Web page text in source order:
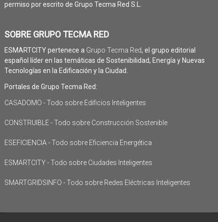
permiso por escrito de Grupo Tecma Red S.L.
SOBRE GRUPO TECMA RED
ESMARTCITY pertenece a Grupo Tecma Red, el grupo editorial
español líder en las temáticas de Sostenibilidad, Energía y Nuevas
Tecnologías en la Edificación y la Ciudad.
Portales de Grupo Tecma Red:
CASADOMO - Todo sobre Edificios Inteligentes
CONSTRUIBLE - Todo sobre Construcción Sostenible
ESEFICIENCIA - Todo sobre Eficiencia Energética
ESMARTCITY - Todo sobre Ciudades Inteligentes
SMARTGRIDSINFO - Todo sobre Redes Eléctricas Inteligentes